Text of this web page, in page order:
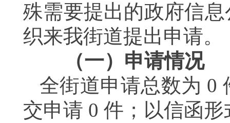
殊需要提出的政府信
织来我街道提出申请。
（一）申请情况
全街道申请总数为 0
交申请 0 件；以信函形